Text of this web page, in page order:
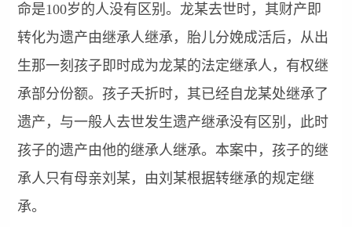
命是100岁的人没有区别。龙某去世时，其财产即
转化为遗产由继承人继承，胎儿分娩成活后，从出
生那一刻孩子即时成为龙某的法定继承人，有权继
承部分份额。孩子夭折时，其已经自龙某处继承了
遗产，与一般人去世发生遗产继承没有区别，此时
孩子的遗产由他的继承人继承。本案中，孩子的继
承人只有母亲刘某，由刘某根据转继承的规定继
承。